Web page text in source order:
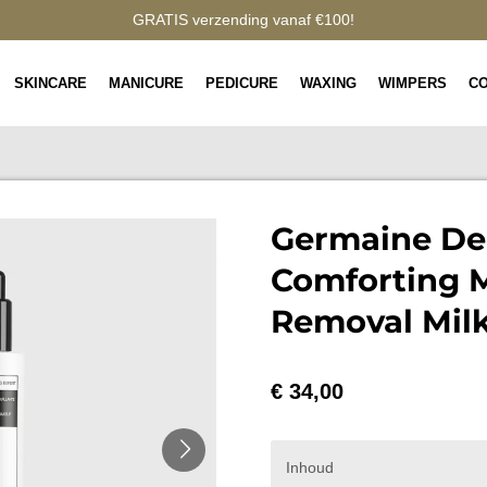
GRATIS verzending vanaf €100!
SKINCARE MANICURE PEDICURE WAXING WIMPERS
Germaine
Comforting
Removal
€ 34,00
Inhoud